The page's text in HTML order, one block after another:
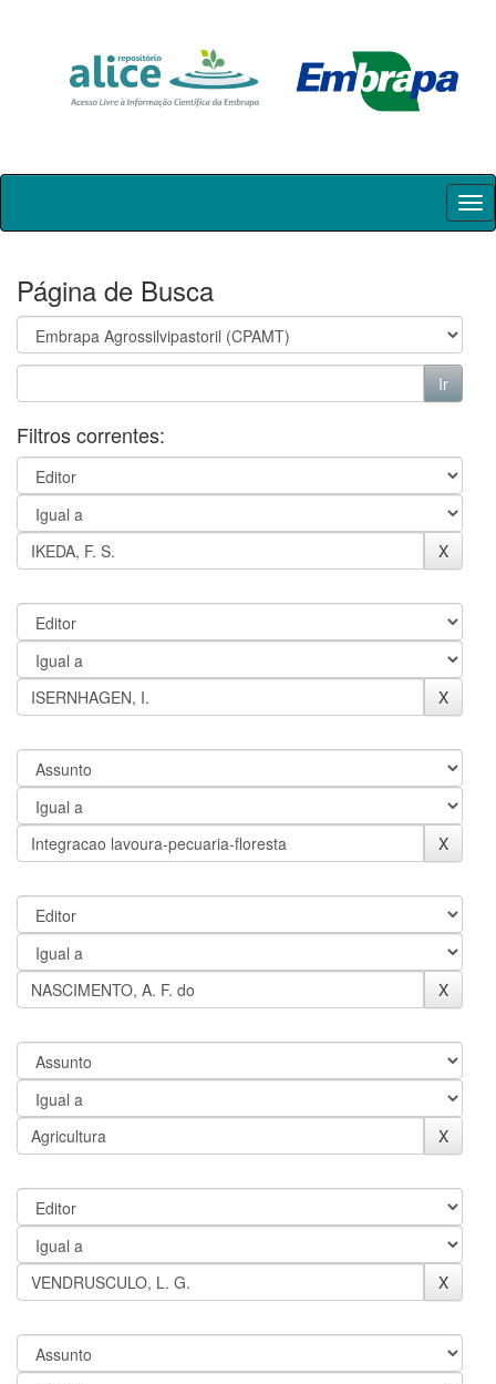
Skip
Página de Busca
Filtros correntes: